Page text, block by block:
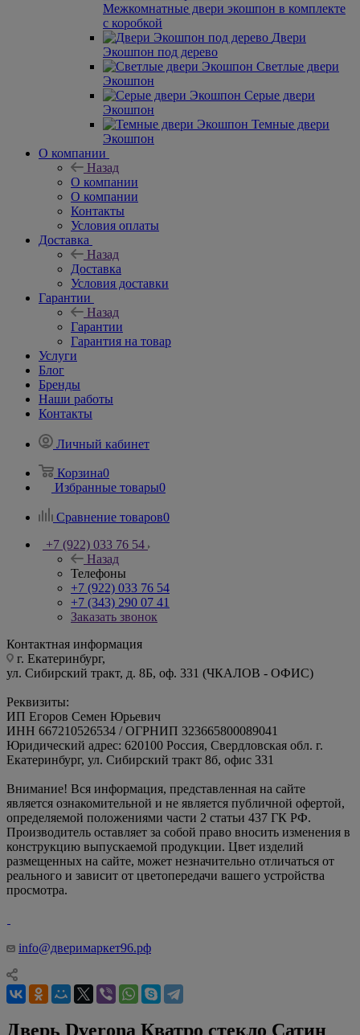
Межкомнатные двери экошпон в комплекте
с коробкой
Двери
Экошпон под дерево
Светлые двери
Экошпон
Серые двери
Экошпон
Темные двери
Экошпон
О компании
Назад
О компании
О компании
Контакты
Условия оплаты
Доставка
Назад
Доставка
Условия доставки
Гарантии
Назад
Гарантии
Гарантия на товар
Услуги
Блог
Бренды
Наши работы
Контакты
Личный кабинет
Корзина0
Избранные товары0
Сравнение товаров0
+7 (922) 033 76 54
Назад
Телефоны
+7 (922) 033 76 54
+7 (343) 290 07 41
Заказать звонок
Контактная информация
г. Екатеринбург,
ул. Сибирский тракт, д. 8Б, оф. 331 (ЧКАЛОВ - ОФИС)
Реквизиты:
ИП Егоров Семен Юрьевич
ИНН 667210526534 / ОГРНИП 323665800089041
Юридический адрес: 620100 Россия, Свердловская обл. г.
Екатеринбург, ул. Сибирский тракт 8б, офис 331
Внимание! Вся информация, представленная на сайте
является ознакомительной и не является публичной офертой,
определяемой положениями части 2 статьи 437 ГК РФ.
Производитель оставляет за собой право вносить изменения в
конструкцию выпускаемой продукции. Цвет изделий
размещенных на сайте, может незначительно отличаться от
реального и зависит от цветопередачи вашего устройства
просмотра.
info@дверимаркет96.рф
Дверь Dverona Кватро стекло Сатин